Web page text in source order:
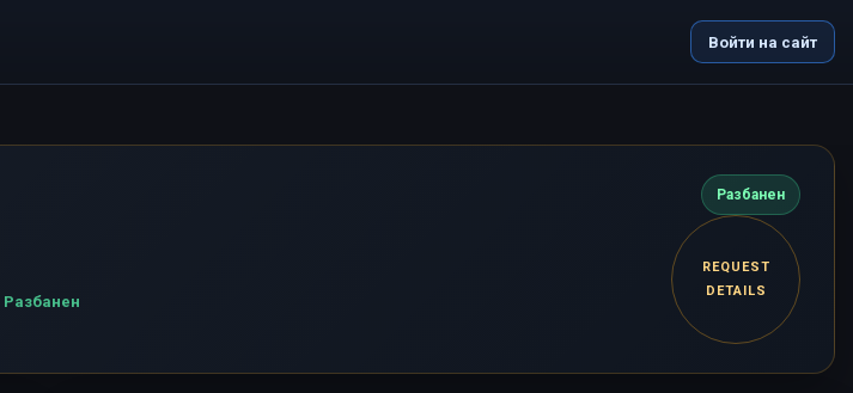
Войти на сайт
Разбанен
Разбанен
REQUEST
DETAILS